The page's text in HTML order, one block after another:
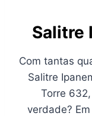
Salitre
Com tantas
Salitre
Torre
verdade?